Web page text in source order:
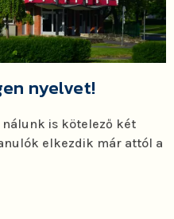
nyelvet!
is kötelező két
elkezdik már attól a